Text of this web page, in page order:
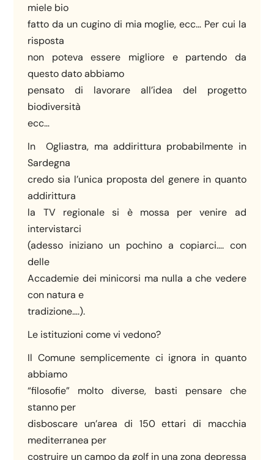
miele bio
fatto da un cugino di mia moglie, ecc… Per cui la
risposta
non poteva essere migliore e partendo da
questo dato abbiamo
pensato di lavorare all’idea del progetto
biodiversità
ecc…
In Ogliastra, ma addirittura probabilmente in
Sardegna
credo sia l’unica proposta del genere in quanto
addirittura
la TV regionale si è mossa per venire ad
intervistarci
(adesso iniziano un pochino a copiarci…. con
delle
Accademie dei minicorsi ma nulla a che vedere
con natura e
tradizione….).
Le istituzioni come vi vedono?
Il Comune semplicemente ci ignora in quanto
abbiamo
“filosofie” molto diverse, basti pensare che
stanno per
disboscare un’area di 150 ettari di macchia
mediterranea per
costruire un campo da golf in una zona depressa